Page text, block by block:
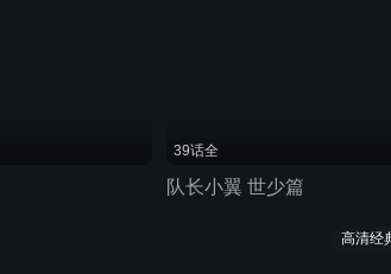
39话全
队长小翼 世少篇
高清经